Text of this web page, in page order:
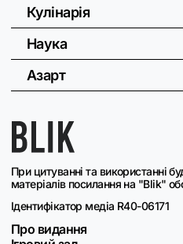
При цитуванні та використанні
матеріалів посилання на "Blik"
Ідентифікатор медіа R40-06171
Про видання
Кулінарія
Наука
Азарт